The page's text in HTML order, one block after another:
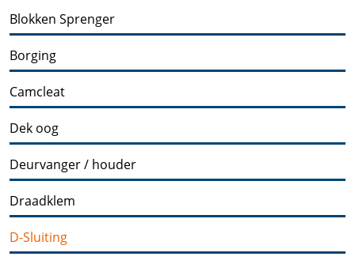
Blokken Sprenger
Borging
Camcleat
Dek oog
Deurvanger / houder
Draadklem
D-Sluiting